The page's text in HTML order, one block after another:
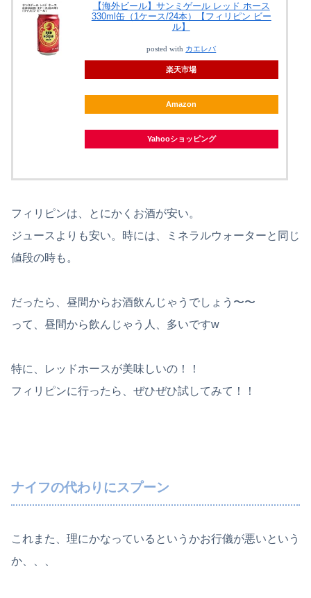
【海外ビール】サンミゲール レッド ホース
330ml缶（1ケース/24本）【フィリピン ビー
ル】
posted with カエレバ
楽天市場
Amazon
Yahooショッピング
フィリピンは、とにかくお酒が安い。
ジュースよりも安い。時には、ミネラルウォーターと同じ
値段の時も。
だったら、昼間からお酒飲んじゃうでしょう〜〜
って、昼間から飲んじゃう人、多いですw
特に、レッドホースが美味しいの！！
フィリピンに行ったら、ぜひぜひ試してみて！！
ナイフの代わりにスプーン
これまた、理にかなっているというかお行儀が悪いという
か、、、